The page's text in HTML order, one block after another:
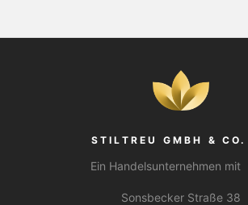
STILTREU GMBH & CO.
Ein Handelsunternehmen mit
Sonsbecker Straße 38